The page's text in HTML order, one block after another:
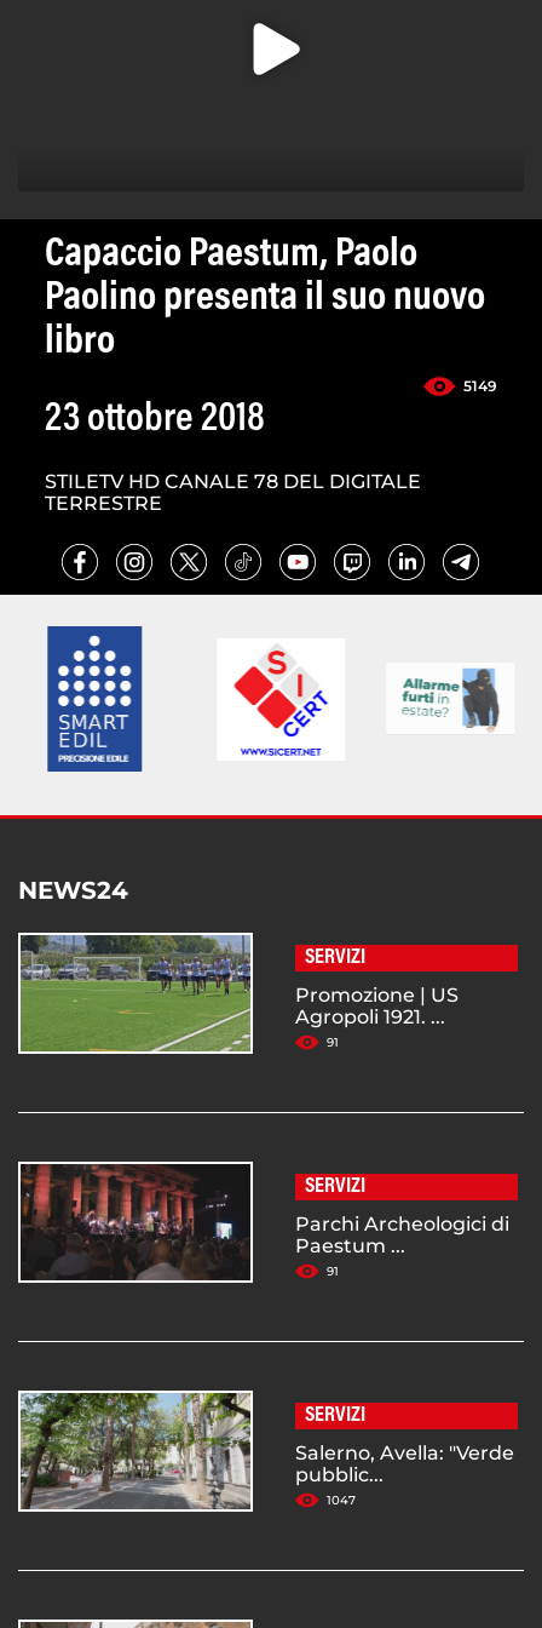
Capaccio Paestum, Paolo
Paolino presenta il suo nuovo
libro
5149
23 ottobre 2018
STILETV HD CANALE 78 DEL DIGITALE
TERRESTRE
NEWS24
SERVIZI
Promozione | US
Agropoli 1921. ...
91
SERVIZI
Parchi Archeologici di
Paestum ...
91
SERVIZI
Salerno, Avella: "Verde
pubblic...
1047